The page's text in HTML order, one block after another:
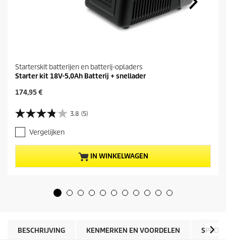
Starterskit batterijen en batterij-opladers
Starter kit 18V-5,0Ah Batterij + snellader
H
i
d
i
g
e
p
174,95 €
3.8 (5)
3
.
8
v
n
Vergelijken
IN WINKELWAGEN
BESCHRIJVING KENMERKEN EN VOORDELEN